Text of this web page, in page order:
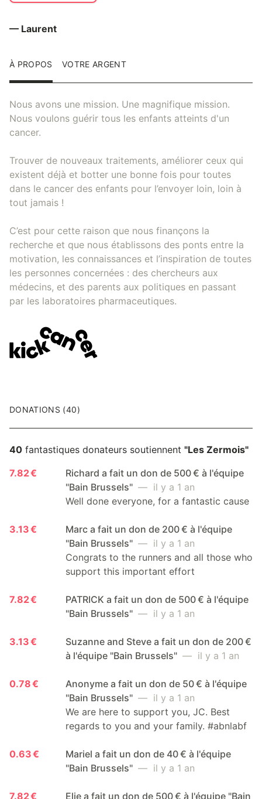
— Laurent
À PROPOS VOTRE ARGENT
Nous avons une mission. Une magnifique mission.
Nous voulons guérir tous les enfants atteints d'un
cancer.
Trouver de nouveaux traitements, améliorer ceux qui
existent déjà et botter une bonne fois pour toutes
dans le cancer des enfants pour l’envoyer loin, loin à
tout jamais !
C’est pour cette raison que nous finançons la
recherche et que nous établissons des ponts entre la
motivation, les connaissances et l’inspiration de toutes
les personnes concernées : des chercheurs aux
médecins, et des parents aux politiques en passant
par les laboratoires pharmaceutiques.
DONATIONS (40)
40 fantastiques donateurs soutiennent "Les Zermois"
7.82 €
Richard a fait un don de 500 € à l'équipe
"Bain Brussels" — il y a 1 an
Well done everyone, for a fantastic cause
3.13 €
Marc a fait un don de 200 € à l'équipe
"Bain Brussels" — il y a 1 an
Congrats to the runners and all those who
support this important effort
7.82 €
PATRICK a fait un don de 500 € à l'équipe
"Bain Brussels" — il y a 1 an
3.13 €
Suzanne and Steve a fait un don de 200 €
à l'équipe "Bain Brussels" — il y a 1 an
0.78 €
Anonyme a fait un don de 50 € à l'équipe
"Bain Brussels" — il y a 1 an
We are here to support you, JC. Best
regards to you and your family. #abnlabf
0.63 €
Mariel a fait un don de 40 € à l'équipe
"Bain Brussels" — il y a 1 an
7.82 € Elie a fait un don de 500 € à l'équipe "Bain